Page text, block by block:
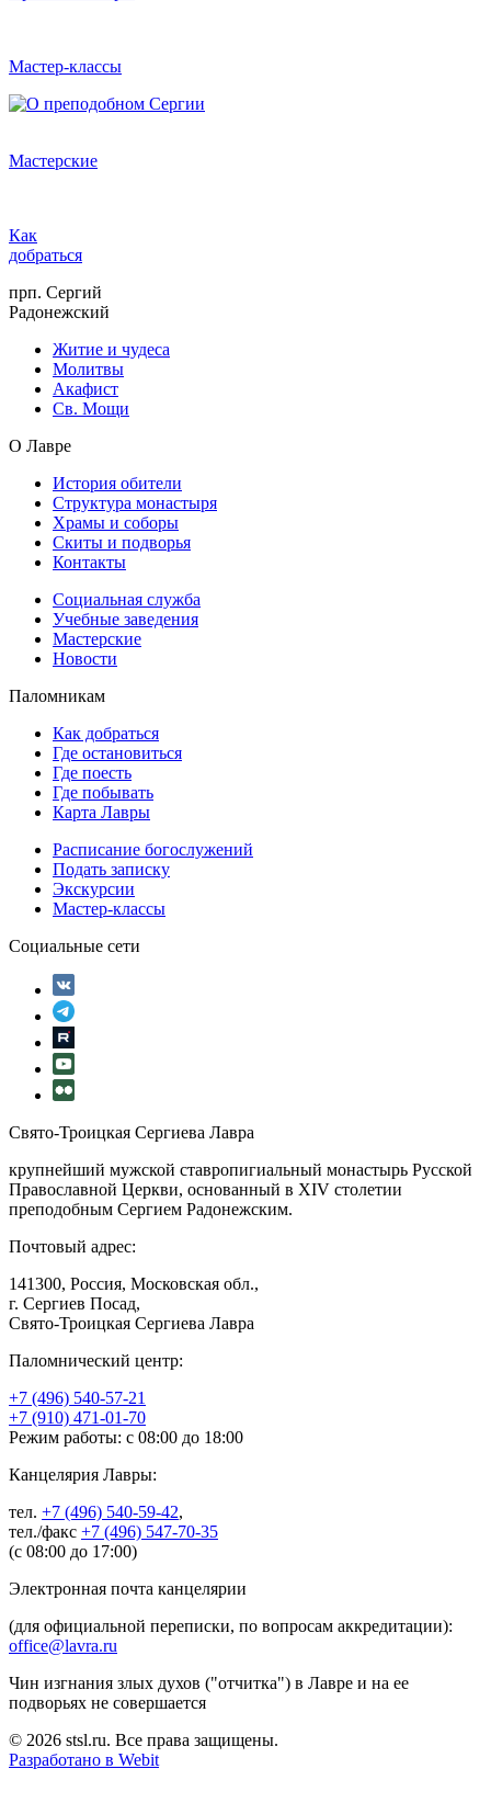
Мастер-классы
Мастерские
Как
добраться
прп. Сергий
Радонежский
Житие и чудеса
Молитвы
Акафист
Св. Мощи
О Лавре
История обители
Структура монастыря
Храмы и соборы
Скиты и подворья
Контакты
Социальная служба
Учебные заведения
Мастерские
Новости
Паломникам
Как добраться
Где остановиться
Где поесть
Где побывать
Карта Лавры
Расписание богослужений
Подать записку
Экскурсии
Мастер-классы
Социальные сети
Свято-Троицкая Сергиева Лавра
крупнейший мужской ставропигиальный монастырь Русской
Православной Церкви, основанный в XIV столетии
преподобным Сергием Радонежским.
Почтовый адрес:
141300, Россия, Московская обл.,
г. Сергиев Посад,
Свято-Троицкая Сергиева Лавра
Паломнический центр:
+7 (496) 540-57-21
+7 (910) 471-01-70
Режим работы: с 08:00 до 18:00
Канцелярия Лавры:
тел. +7 (496) 540-59-42,
тел./факс +7 (496) 547-70-35
(с 08:00 до 17:00)
Электронная почта канцелярии
(для официальной переписки, по вопросам аккредитации):
office@lavra.ru
Чин изгнания злых духов ("отчитка") в Лавре и на ее
подворьях не совершается
© 2026 stsl.ru. Все права защищены.
Разработано в Webit